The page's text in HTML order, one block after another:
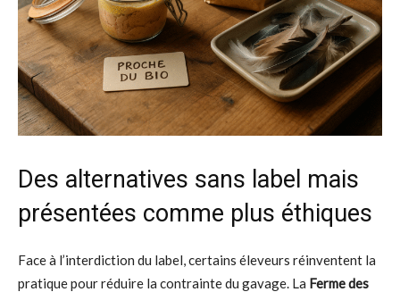
Des alternatives sans label mais
présentées comme plus éthiques
Face à l’interdiction du label, certains éleveurs réinventent la
pratique pour réduire la contrainte du gavage. La Ferme des